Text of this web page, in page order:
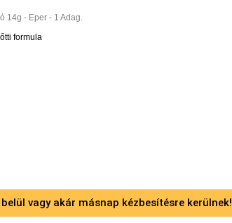
14g - Eper - 1 Adag.
formula
vagy akár másnap kézbesítésre kerülnek!